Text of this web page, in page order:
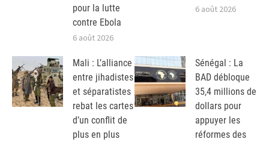
pour la lutte
contre Ebola
6 août 2026
6 août 2026
Mali : L’alliance
entre jihadistes
et séparatistes
rebat les cartes
d’un conflit de
plus en plus
Sénégal : La
BAD débloque
35,4 millions de
dollars pour
appuyer les
réformes des